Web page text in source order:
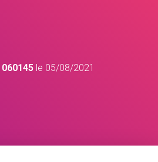
060145le 05/08/2021